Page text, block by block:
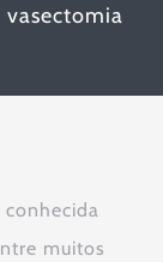
vasectomia
muitos